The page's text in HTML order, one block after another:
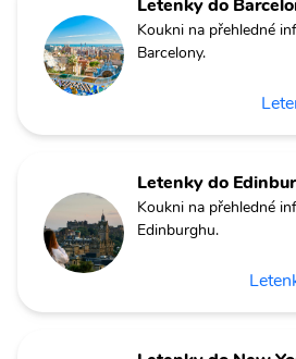
Letenky do
Koukni na přehledné
Barcelony.
Letenky do
Koukni na přehledné
Edinburghu.